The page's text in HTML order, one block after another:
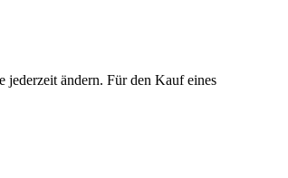
jederzeit ändern. Für den Kauf eines